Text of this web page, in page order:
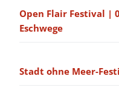
Open Flair Festival |
Eschwege
Stadt ohne Meer-